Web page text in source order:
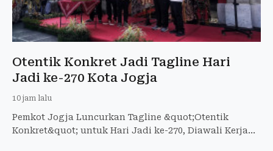
Otentik Konkret Jadi Tagline Hari
Jadi ke-270 Kota Jogja
10 jam lalu
Pemkot Jogja Luncurkan Tagline &quot;Otentik
Konkret&quot; untuk Hari Jadi ke-270, Diawali Kerja